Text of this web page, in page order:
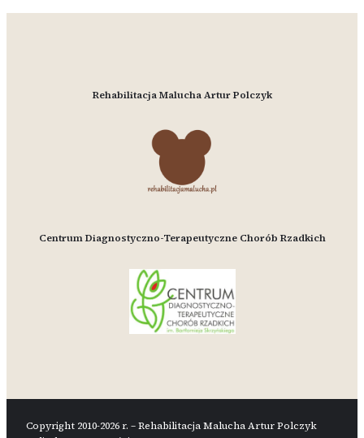
Rehabilitacja Malucha Artur Polczyk
Centrum Diagnostyczno-Terapeutyczne Chorób Rzadkich
Copyright 2010-2026 r. – Rehabilitacja Malucha Artur Polczyk